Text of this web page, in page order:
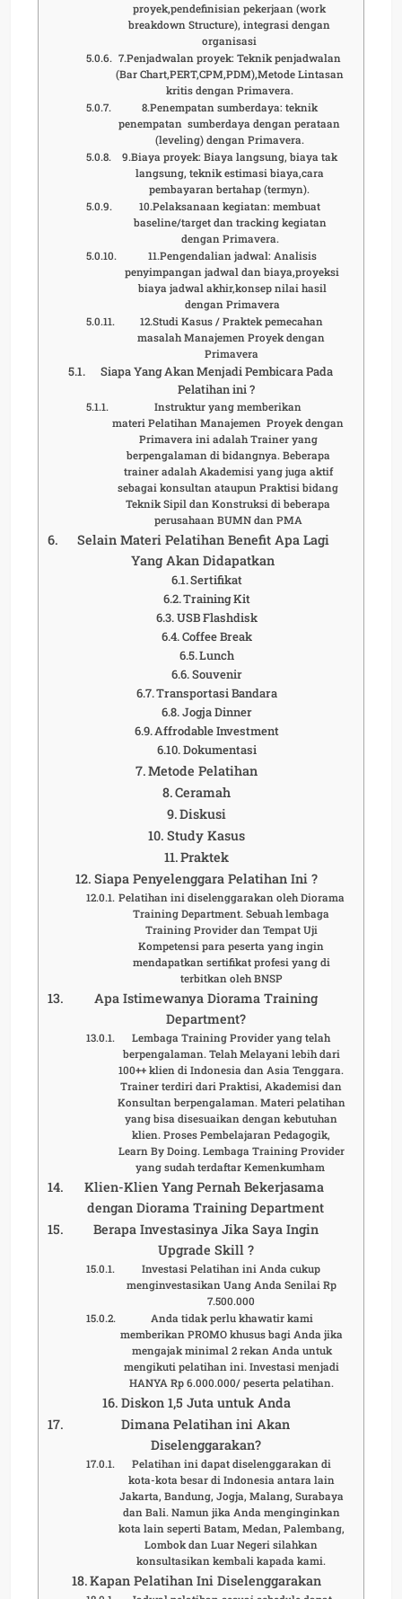
proyek,pendefinisian pekerjaan (work
breakdown Structure), integrasi dengan
organisasi
7.Penjadwalan proyek: Teknik penjadwalan
(Bar Chart,PERT,CPM,PDM),Metode Lintasan
kritis dengan Primavera.
8.Penempatan sumberdaya: teknik
penempatan sumberdaya dengan perataan
(leveling) dengan Primavera.
9.Biaya proyek: Biaya langsung, biaya tak
langsung, teknik estimasi biaya,cara
pembayaran bertahap (termyn).
10.Pelaksanaan kegiatan: membuat
baseline/target dan tracking kegiatan
dengan Primavera.
11.Pengendalian jadwal: Analisis
penyimpangan jadwal dan biaya,proyeksi
biaya jadwal akhir,konsep nilai hasil
dengan Primavera
12.Studi Kasus / Praktek pemecahan
masalah Manajemen Proyek dengan
Primavera
Siapa Yang Akan Menjadi Pembicara Pada
Pelatihan ini ?
Instruktur yang memberikan
materi Pelatihan Manajemen Proyek dengan
Primavera ini adalah Trainer yang
berpengalaman di bidangnya. Beberapa
trainer adalah Akademisi yang juga aktif
sebagai konsultan ataupun Praktisi bidang
Teknik Sipil dan Konstruksi di beberapa
perusahaan BUMN dan PMA
Selain Materi Pelatihan Benefit Apa Lagi
Yang Akan Didapatkan
Sertifikat
Training Kit
USB Flashdisk
Coffee Break
Lunch
Souvenir
Transportasi Bandara
Jogja Dinner
Affrodable Investment
Dokumentasi
Metode Pelatihan
Ceramah
Diskusi
Study Kasus
Praktek
Siapa Penyelenggara Pelatihan Ini ?
Pelatihan ini diselenggarakan oleh Diorama
Training Department. Sebuah lembaga
Training Provider dan Tempat Uji
Kompetensi para peserta yang ingin
mendapatkan sertifikat profesi yang di
terbitkan oleh BNSP
Apa Istimewanya Diorama Training
Department?
Lembaga Training Provider yang telah
berpengalaman. Telah Melayani lebih dari
100++ klien di Indonesia dan Asia Tenggara.
Trainer terdiri dari Praktisi, Akademisi dan
Konsultan berpengalaman. Materi pelatihan
yang bisa disesuaikan dengan kebutuhan
klien. Proses Pembelajaran Pedagogik,
Learn By Doing. Lembaga Training Provider
yang sudah terdaftar Kemenkumham
Klien-Klien Yang Pernah Bekerjasama
dengan Diorama Training Department
Berapa Investasinya Jika Saya Ingin
Upgrade Skill ?
Investasi Pelatihan ini Anda cukup
menginvestasikan Uang Anda Senilai Rp
7.500.000
Anda tidak perlu khawatir kami
memberikan PROMO khusus bagi Anda jika
mengajak minimal 2 rekan Anda untuk
mengikuti pelatihan ini. Investasi menjadi
HANYA Rp 6.000.000/ peserta pelatihan.
Diskon 1,5 Juta untuk Anda
Dimana Pelatihan ini Akan
Diselenggarakan?
Pelatihan ini dapat diselenggarakan di
kota-kota besar di Indonesia antara lain
Jakarta, Bandung, Jogja, Malang, Surabaya
dan Bali. Namun jika Anda menginginkan
kota lain seperti Batam, Medan, Palembang,
Lombok dan Luar Negeri silahkan
konsultasikan kembali kapada kami.
Kapan Pelatihan Ini Diselenggarakan